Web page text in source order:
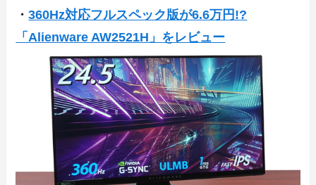
・360Hz対応フルスペック版が6.6万円!?
「Alienware AW2521H」をレビュー